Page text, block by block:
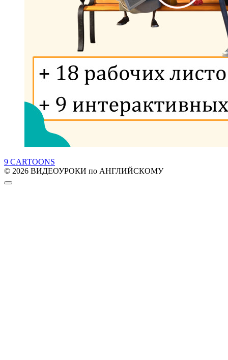
9 CARTOONS
© 2026 ВИДЕОУРОКИ по АНГЛИЙСКОМУ